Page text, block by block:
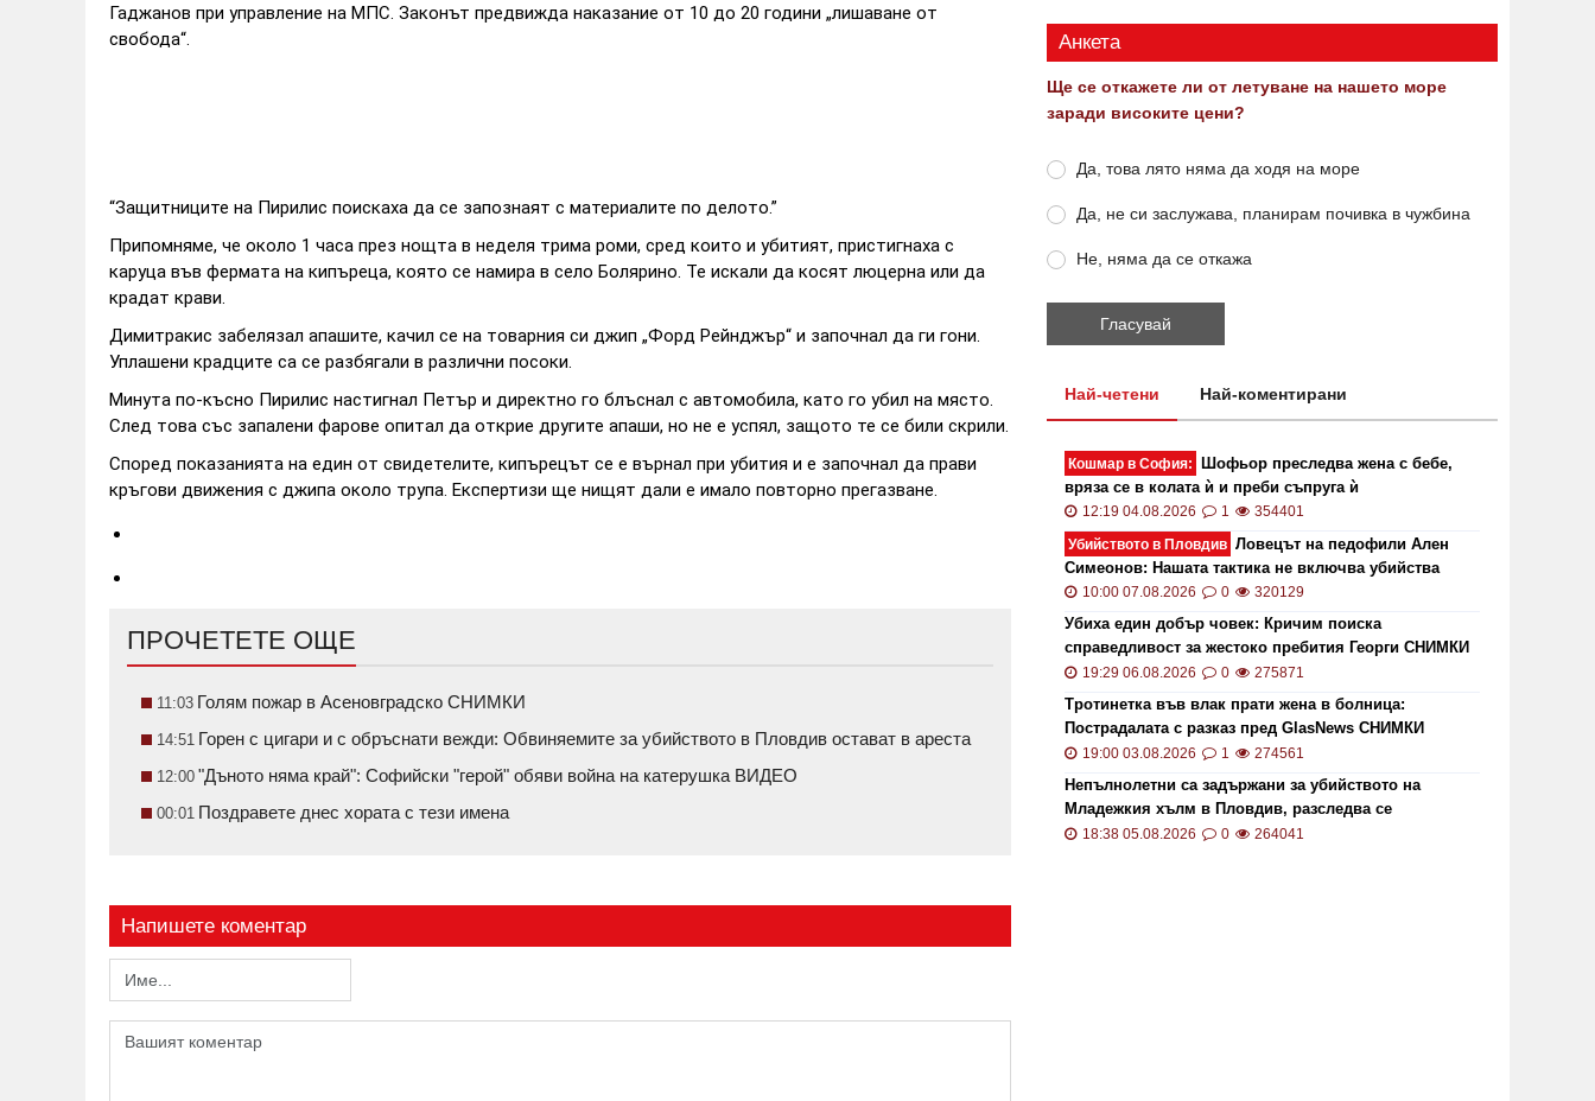
Гаджанов при управление на МПС. Законът предвижда наказание от 10 до 20 години „лишаване от
свобода“.
“Защитниците на Пирилис поискаха да се запознаят с материалите по делото.”
Припомняме, че около 1 часа през нощта в неделя трима роми, сред които и убитият, пристигнаха с
каруца във фермата на кипъреца, която се намира в село Болярино. Те искали да косят люцерна или да
крадат крави.
Димитракис забелязал апашите, качил се на товарния си джип „Форд Рейнджър“ и започнал да ги гони.
Уплашени крадците са се разбягали в различни посоки.
Минута по-късно Пирилис настигнал Петър и директно го блъснал с автомобила, като го убил на място.
След това със запалени фарове опитал да открие другите апаши, но не е успял, защото те се били скрили.
Според показанията на един от свидетелите, кипърецът се е върнал при убития и е започнал да прави
кръгови движения с джипа около трупа. Експертизи ще нищят дали е имало повторно прегазване.
ПРОЧЕТЕТЕ ОЩЕ
11:03 Голям пожар в Асеновградско СНИМКИ
14:51 Горен с цигари и с обръснати вежди: Обвиняемите за убийството в Пловдив остават в ареста
12:00 "Дъното няма край": Софийски "герой" обяви война на катерушка ВИДЕО
00:01 Поздравете днес хората с тези имена
Напишете коментар
Анкета
Ще се откажете ли от летуване на нашето море
заради високите цени?
Да, това лято няма да ходя на море
Да, не си заслужава, планирам почивка в чужбина
Не, няма да се откажа
Най-четени Най-коментирани
Кошмар в София:
Шофьор преследва жена с бебе,
вряза се в колата ѝ и преби съпруга ѝ
12:19 04.08.2026 1
354401
Убийството в Пловдив Ловецът на педофили Ален
Симеонов: Нашата тактика не включва убийства
10:00 07.08.2026 0 320129
Убиха един добър човек: Кричим поиска
справедливост за жестоко пребития Георги СНИМКИ
и ВИДЕО
19:29 06.08.2026 0 275871
Тротинетка във влак прати жена в болница:
Пострадалата с разказ пред GlasNews СНИМКИ
19:00 03.08.2026 1 274561
Непълнолетни са задържани за убийството на
Младежкия хълм в Пловдив, разследва се
хомофобски мотив
18:38 05.08.2026 0 264041